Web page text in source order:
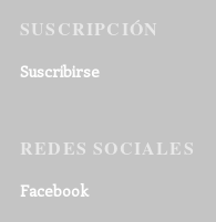
SUSCRIPCIÓN
Suscribirse
REDES SOCIALES
Facebook